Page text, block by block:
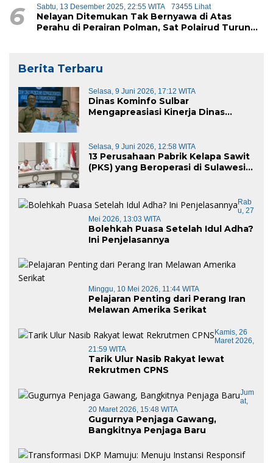
6 Sabtu, 13 Desember 2025, 22:55 WITA 73455 Lihat
Nelayan Ditemukan Tak Bernyawa di Atas
Perahu di Perairan Polman, Sat Polairud Turun
Berita Terbaru
Selasa, 9 Juni 2026, 17:12 WITA
Dinas Kominfo Sulbar
Mengapreasiasi Kinerja Dinas
Selasa, 9 Juni 2026, 12:58 WITA
13 Perusahaan Pabrik Kelapa Sawit
(PKS) yang Beroperasi di Sulawesi
Rab
U, 27
Mei 2026, 13:03 WITA
Bolehkah Puasa Setelah Idul Adha?
Ini Penjelasannya
Minggu, 10 Mei 2026, 11:44 WITA
Pelajaran Penting dari Perang Iran
Melawan Amerika Serikat
Kamis, 26
Maret 2026,
21:59 WITA
Tarik Ulur Nasib Rakyat lewat
Rekrutmen CPNS
Jum
At,
20 Maret 2026, 15:48 WITA
Gugurnya Penjaga Gawang,
Bangkitnya Penjaga Baru